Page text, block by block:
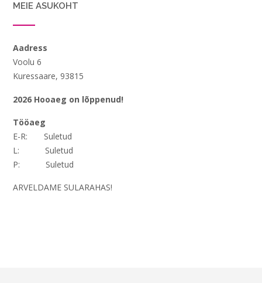
MEIE ASUKOHT
Aadress
Voolu 6
Kuressaare, 93815
2026 Hooaeg on lõppenud!
Tööaeg
E-R: Suletud
L: Suletud
P: Suletud
ARVELDAME SULARAHAS!